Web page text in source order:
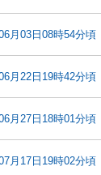
月03日08時54分頃
月22日19時42分頃
月27日18時01分頃
月17日19時02分頃